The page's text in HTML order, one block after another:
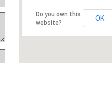
Do you own this
website?
OK